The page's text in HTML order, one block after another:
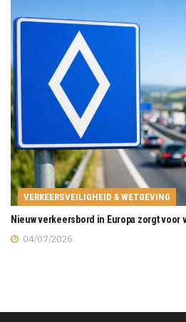
VERKEERSVEILIGHEID & WETGEVING
Nieuw verkeersbord in Europa zorgt
04/07/2026